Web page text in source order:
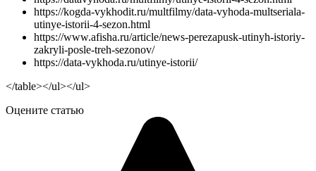
https://kogda-vykhodit.ru/multfilmy/data-vyhoda-multseriala-
utinye-istorii-4-sezon.html
https://www.afisha.ru/article/news-perezapusk-utinyh-istoriy-
zakryli-posle-treh-sezonov/
https://data-vykhoda.ru/utinye-istorii/
</table></ul></ul>
Оцените статью